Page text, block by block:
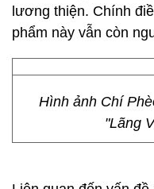
lương thiện. Chính
phẩm này vẫn còn
Hình ảnh Chí
"Lãng